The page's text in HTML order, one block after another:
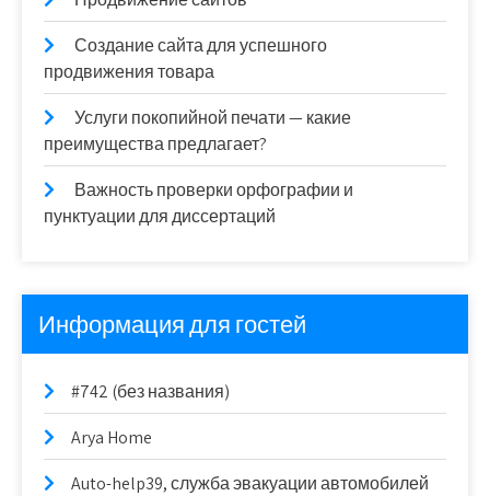
Создание сайта для успешного
продвижения товара
Услуги покопийной печати — какие
преимущества предлагает?
Важность проверки орфографии и
пунктуации для диссертаций
Информация для гостей
#742 (без названия)
Arya Home
Auto-help39, служба эвакуации автомобилей